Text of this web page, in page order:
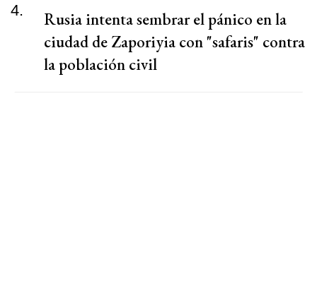
4.
Rusia intenta sembrar el pánico en la
ciudad de Zaporiyia con "safaris" contra
la población civil